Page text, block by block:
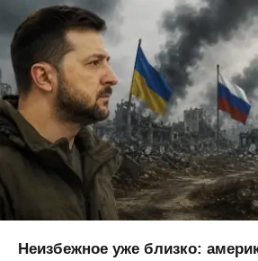
Неизбежное уже близко: